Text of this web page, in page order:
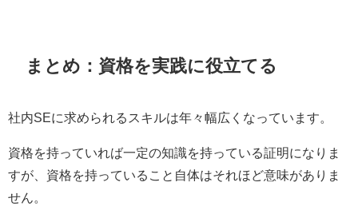
まとめ：資格を実践に役立てる
社内SEに求められるスキルは年々幅広くなっています。
資格を持っていれば一定の知識を持っている証明になりま
すが、資格を持っていること自体はそれほど意味がありま
せん。